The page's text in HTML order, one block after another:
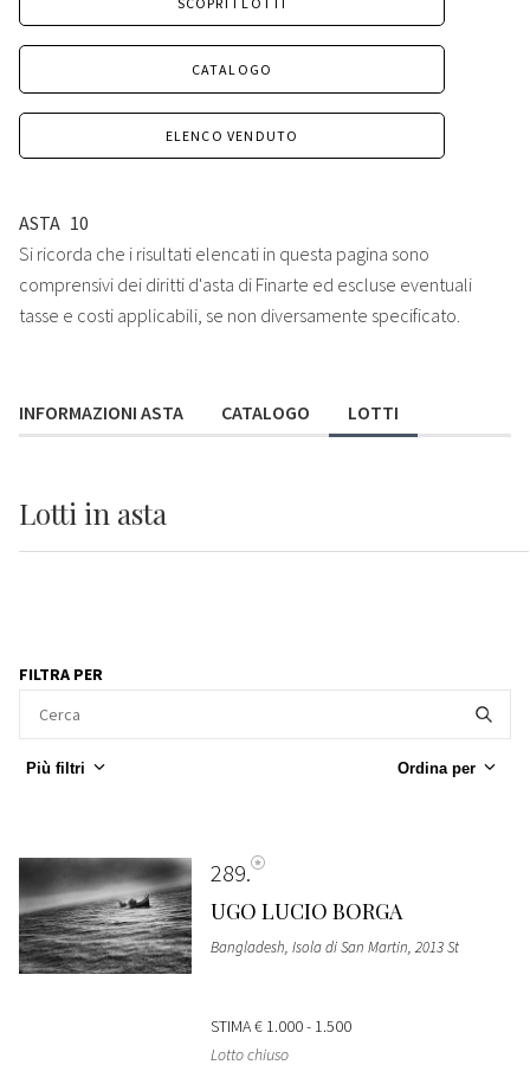
CATALOGO
ELENCO VENDUTO
ASTA 10
Si ricorda che i risultati elencati in questa pagina sono
comprensivi dei diritti d'asta di Finarte ed escluse eventuali
tasse e costi applicabili, se non diversamente specificato.
INFORMAZIONI ASTA CATALOGO LOTTI
Lotti in asta
FILTRA PER
Più filtri Ordina per
289
UGO LUCIO BORGA
Bangladesh, Isola di San Martin, 2013 St
STIMA€ 1.000 - 1.500
Lotto chiuso